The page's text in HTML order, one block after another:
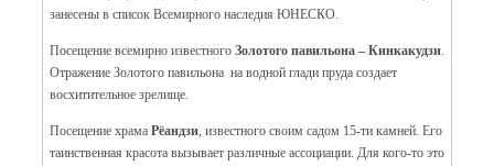
занесены в список Всемирного наследия ЮНЕСКО.
Посещение всемирно известного Золотого павильона – Кинкакудзи.
Отражение Золотого павильона на водной глади пруда создает
восхитительное зрелище.
Посещение храма Рёандзи, известного своим садом 15-ти камней. Его
таинственная красота вызывает различные ассоциации. Для кого-то это